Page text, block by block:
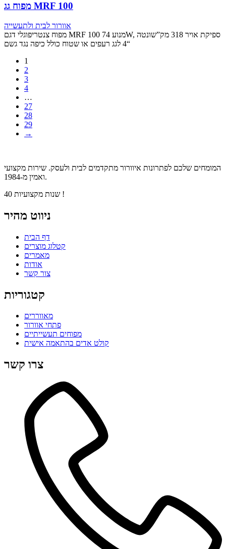
מפוח גג MRF 100
אוורור לבית ולתעשייה
מפוח צנטריפוגלי דגם MRF 100 מנוע 74W, ספיקת אויר 318 מק”שונטה
“4 לגג רעפים או שטוח כולל כיפה נגד גשם
1
2
3
4
…
27
28
29
→
המומחים שלכם לפתרונות איוורור מתקדמים לבית ולעסק. שירות מקצועי
ואמין מ-1984.
40 שנות מקצועיות !
ניווט מהיר
דף הבית
קטלוג מוצרים
מאמרים
אודות
צור קשר
קטגוריות
מאווררים
פתחי אוורור
מפוחים תעשייתיים
קולט אדים בהתאמה אישית
צרו קשר